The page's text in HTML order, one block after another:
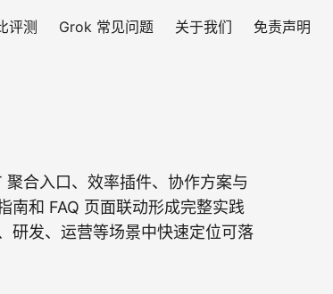
评测 Grok 常见问题 关于我们 免责声明
合入口、效率插件、协作方案与
南和 FAQ 页面联动形成完整实践
研发、运营等场景中快速定位可落